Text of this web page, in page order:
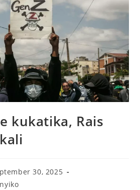
kukatika, Rais
30, 2025